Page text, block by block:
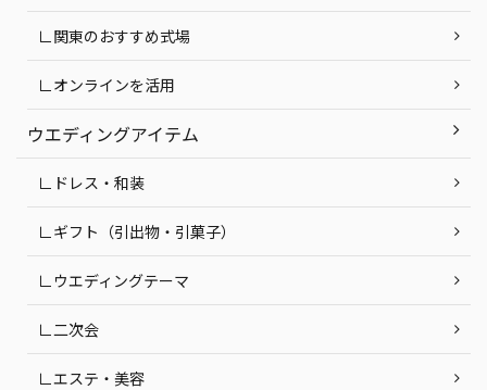
∟関東のおすすめ式場
∟オンラインを活用
ウエディングアイテム
∟ドレス・和装
∟ギフト（引出物・引菓子）
∟ウエディングテーマ
∟二次会
∟エステ・美容